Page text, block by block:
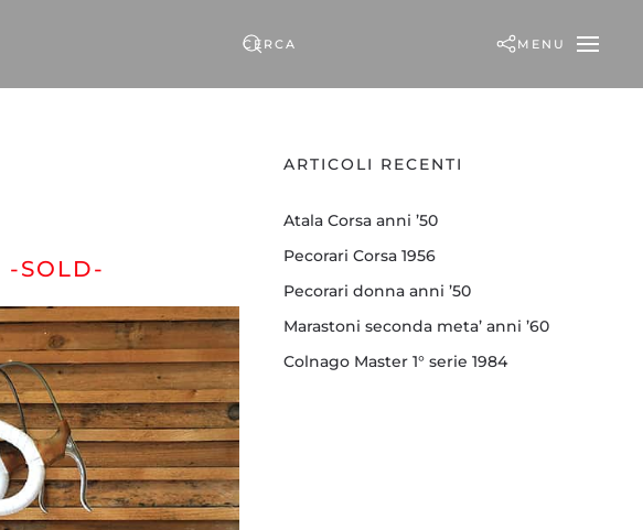
MENU
-SOLD-
ARTICOLI RECENTI
Atala Corsa anni ’50
Pecorari Corsa 1956
Pecorari donna anni ’50
Marastoni seconda meta’ anni ’60
Colnago Master 1° serie 1984